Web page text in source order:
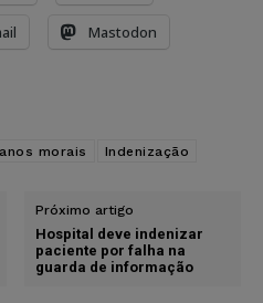
Mastodon
morais Indenização
Próximo artigo
Hospital deve indenizar
paciente por falha na
guarda de informação